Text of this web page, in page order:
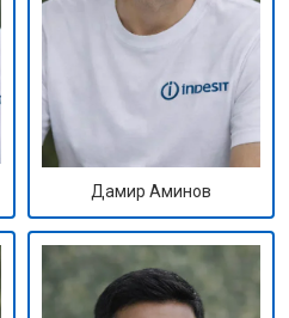
Дамир Аминов